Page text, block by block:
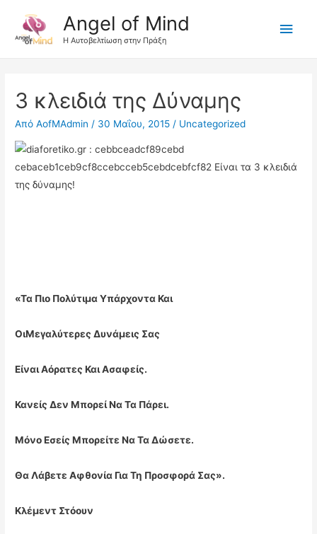
Angel of Mind
Η Αυτοβελτίωση στην Πράξη
3 κλειδιά της Δύναμης
Από AofMAdmin / 30 Μαΐου, 2015 / Uncategorized
«Τα Πιο Πολύτιμα Υπάρχοντα Και
ΟιΜεγαλύτερες Δυνάμεις Σας
Είναι Αόρατες Και Ασαφείς.
Κανείς Δεν Μπορεί Να Τα Πάρει.
Μόνο Εσείς Μπορείτε Να Τα Δώσετε.
Θα Λάβετε Αφθονία Για Τη Προσφορά Σας».
Κλέμεντ Στόουν